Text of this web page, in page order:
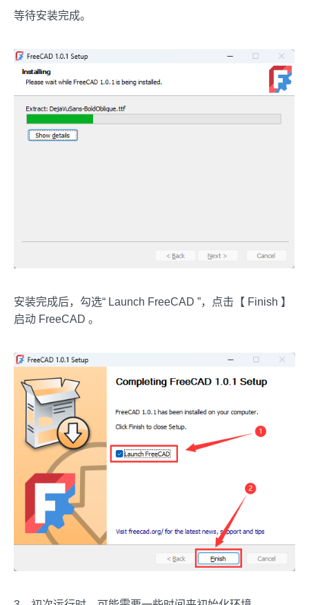
等待安装完成。
安装完成后，勾选“ Launch FreeCAD ”，点击【 Finish 】
启动 FreeCAD 。